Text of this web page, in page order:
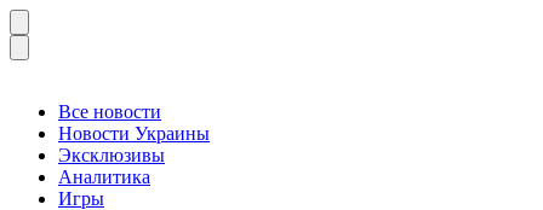
Все новости
Новости Украины
Эксклюзивы
Аналитика
Игры